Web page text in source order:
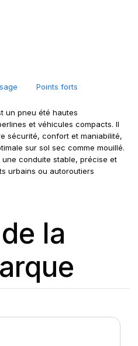
Points forts
un pneu été hautes
et véhicules compacts. Il
sécurité, confort et maniabilité,
sur sol sec comme mouillé.
conduite stable, précise et
urbains ou autoroutiers
la